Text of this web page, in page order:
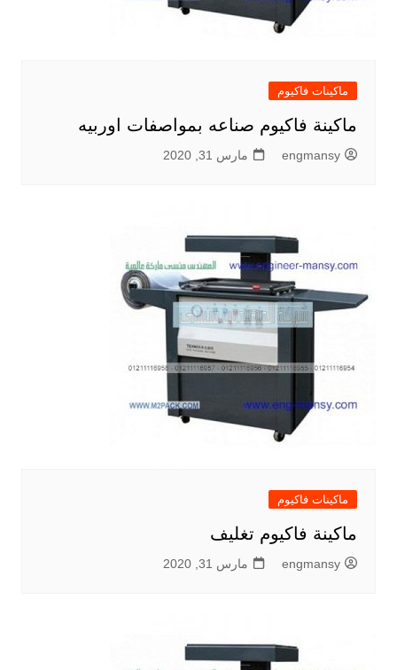
ماكينات فاكيوم
ماكينة فاكيوم صناعه بمواصفات اوربيه
engmansy مارس 31, 2020
ماكينات فاكيوم
ماكينة فاكيوم تغليف
engmansy مارس 31, 2020